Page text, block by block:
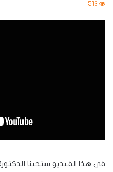
513
في هذا الفيديو ستجينا